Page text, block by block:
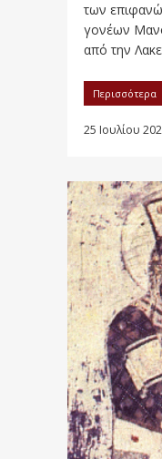
των
γονέων
από την
Περισσότερα
25 Ιουλίου